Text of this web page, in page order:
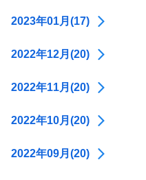
2023年01月(17)
2022年12月(20)
2022年11月(20)
2022年10月(20)
2022年09月(20)